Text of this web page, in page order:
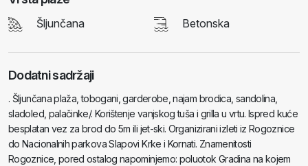
Šljunčana Betonska
Dodatni sadržaji
. Šljunčana plaža, tobogani, garderobe, najam brodica, sandolina,
sladoled, palačinke/. Korištenje vanjskog tuša i grilla u vrtu. Ispred kuće
besplatan vez za brod do 5m ili jet-ski. Organizirani izleti iz Rogoznice
do Nacionalnih parkova Slapovi Krke i Kornati. Znamenitosti
Rogoznice, pored ostalog napominjemo: poluotok Gradina na kojem